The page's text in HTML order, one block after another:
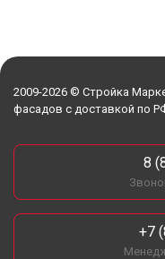
2009-2026 © Стройка
фасадов с доставкой по
8
+7